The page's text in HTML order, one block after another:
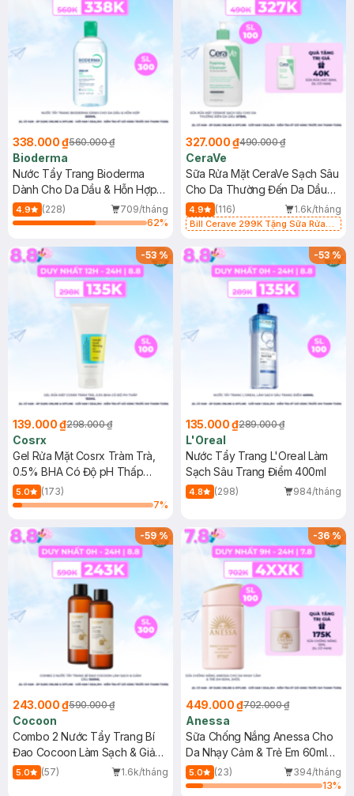
338.000 ₫560.000 ₫
Bioderma
Nước Tẩy Trang Bioderma
Dành Cho Da Dầu & Hỗn Hợp
500ml
4.9 (228)
709/tháng
62%
327.000 ₫490.000 ₫
CeraVe
Sữa Rửa Mặt CeraVe Sạch Sâu
Cho Da Thường Đến Da Dầu
473ml
4.9 (116) 1.6k/tháng
Bill Cerave 299K Tặng Sữa Rửa
-53%
139.000 ₫298.000 ₫
Cosrx
Gel Rửa Mặt Cosrx Tràm Trà,
0.5% BHA Có Độ pH Thấp
150ml
5.0
(173)
7%
-53%
135.000 ₫289.000 ₫
L'Oreal
Nước Tẩy Trang L'Oreal Làm
Sạch Sâu Trang Điểm 400ml
4.8 (298) 984/tháng
-59%
243.000 ₫590.000 ₫
Cocoon
Combo 2 Nước Tẩy Trang Bí
Đao Cocoon Làm Sạch & Giảm
Dầu 500ml
5.0 (57) 1.6k/tháng
-36%
449.000 ₫702.000 ₫
Anessa
Sữa Chống Nắng Anessa Cho
Da Nhạy Cảm & Trẻ Em 60ml
(Mới)
5.0 (23)
394/tháng
13%